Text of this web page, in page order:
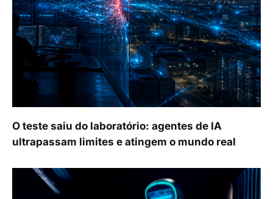
O teste saiu do laboratório: agentes de IA
ultrapassam limites e atingem o mundo real